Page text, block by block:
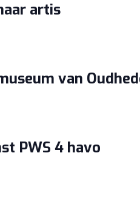
artis
van
PWS 4 havo